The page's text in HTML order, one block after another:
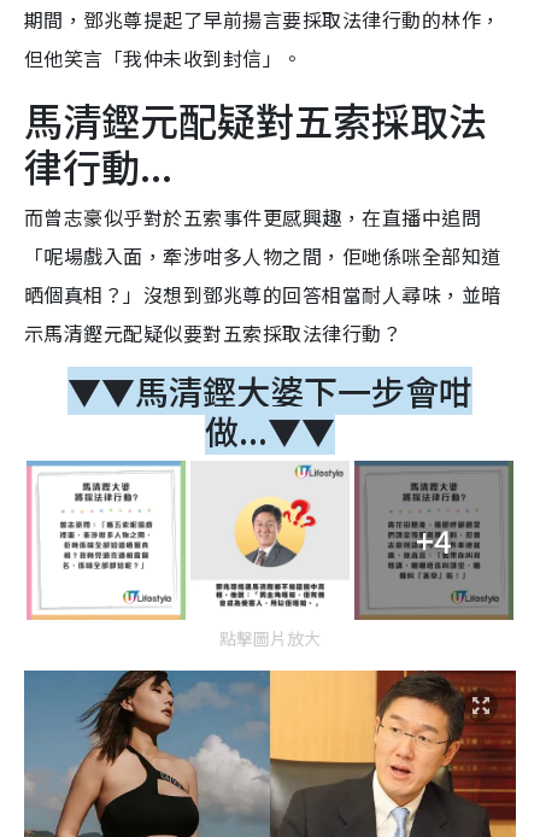
期間，鄧兆尊提起了早前揚言要採取法律行動的林作，
但他笑言「我仲未收到封信」。
馬清鏗元配疑對五索採取法
律行動...
而曾志豪似乎對於五索事件更感興趣，在直播中追問
「呢場戲入面，牽涉咁多人物之間，佢哋係咪全部知道
晒個真相？」沒想到鄧兆尊的回答相當耐人尋味，並暗
示馬清鏗元配疑似要對五索採取法律行動？
▼▼馬清鏗大婆下一步會咁
做...▼▼
+4
點擊圖片放大